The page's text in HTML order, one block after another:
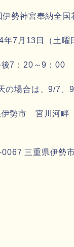
勢神宮奉納全国
7月13日（土曜
7：20～9：00
の場合は、9/7、
勢市 宮川河畔
三重県伊勢